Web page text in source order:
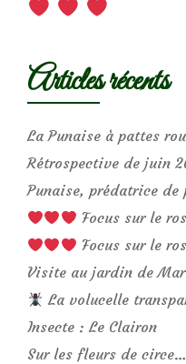
Articles récents
La Punaise à pattes
Rétrospective de juin
Punaise, prédatrice de
Focus sur le
Focus sur le
Visite au jardin de
La volucelle
Insecte : Le Clairon
Sur les fleurs de circe…